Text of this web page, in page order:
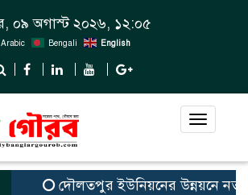
০৯ অগাস্ট ২০২৬, ১২:০৫
Arabic Bengali English
Toggle
দৌলতপুর ইউনিয়নের উন্নয়নে নতুন